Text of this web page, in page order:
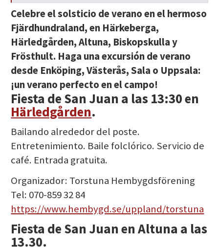
Celebre el solsticio de verano en el hermoso
Fjärdhundraland, en Härkeberga,
Härledgården, Altuna, Biskopskulla y
Frösthult. Haga una excursión de verano
desde Enköping, Västerås, Sala o Uppsala:
¡un verano perfecto en el campo!
Fiesta de San Juan a las 13:30en
Härledgården.
Bailando alrededor del poste.
Entretenimiento. Baile folclórico. Servicio de
café. Entrada gratuita.
Organizador: Torstuna Hembygdsförening
Tel: 070-859 32 84
https://www.hembygd.se/uppland/torstuna
Fiesta de San Juan en Altuna a las
13.30.